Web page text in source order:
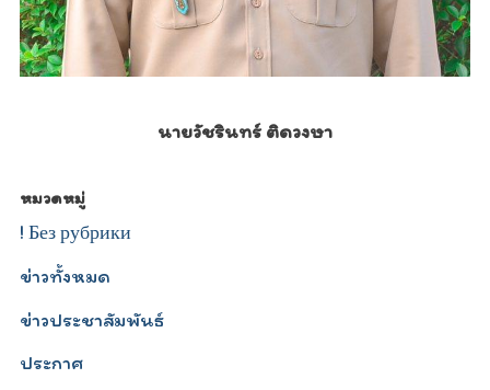
นายวัชรินทร์ ติดวงษา
หมวดหมู่
! Без рубрики
ข่าวทั้งหมด
ข่าวประชาสัมพันธ์
ประกาศ